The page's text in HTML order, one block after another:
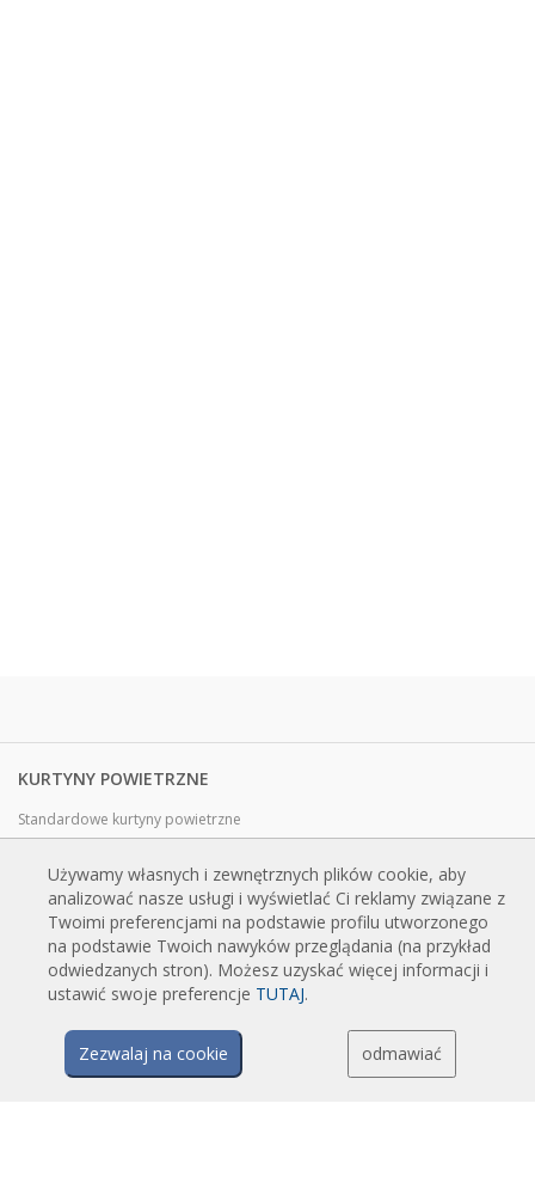
KURTYNY POWIETRZNE
Standardowe kurtyny powietrzne
Kurtyny powietrzne dekoracyjne, personalizowane i robione na
zamówienie
Kurtyny powietrzne przemysłowe i chłodnicze
Kurtyny powietrzne do drzwi obrotowych, wykonane na zamówienie
Kurtyny powietrzne z ochroną przed owadami
Energooszczędne kurtyny powietrzne pompy ciepła
Kurtyny powietrzne z systemem dezynfekcji i oczyszczania
Używamy własnych i zewnętrznych plików cookie, aby
analizować nasze usługi i wyświetlać Ci reklamy związane z
Twoimi preferencjami na podstawie profilu utworzonego
na podstawie Twoich nawyków przeglądania (na przykład
odwiedzanych stron). Możesz uzyskać więcej informacji i
ustawić swoje preferencje TUTAJ.
Zezwalaj na cookie odmawiać